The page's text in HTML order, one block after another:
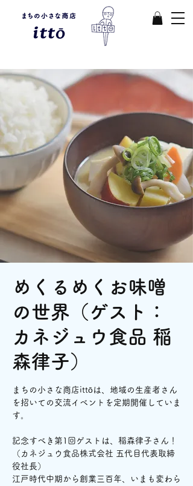
めくるめくお味噌
の世界（ゲスト：
カネジュウ食品 稲
森律子）
まちの小さな商店ittōは、地域の生産者さん
を招いての交流イベントを定期開催していま
す。
記念すべき第1回ゲストは、稲森律子さん！
（カネジュウ食品株式会社 五代目代表取締
役社長）
江戸時代中期から創業三百年、いまも変わら